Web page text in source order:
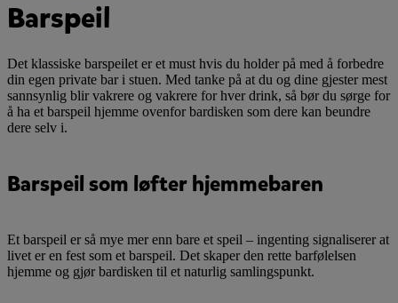
Barspeil
Det klassiske barspeilet er et must hvis du holder på med å forbedre
din egen private bar i stuen. Med tanke på at du og dine gjester mest
sannsynlig blir vakrere og vakrere for hver drink, så bør du sørge for
å ha et barspeil hjemme ovenfor bardisken som dere kan beundre
dere selv i.
Barspeil som løfter hjemmebaren
Et barspeil er så mye mer enn bare et speil – ingenting signaliserer at
livet er en fest som et barspeil. Det skaper den rette barfølelsen
hjemme og gjør bardisken til et naturlig samlingspunkt.